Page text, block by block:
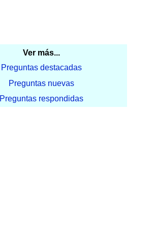
Ver más...
Preguntas destacadas
Preguntas nuevas
Preguntas respondidas